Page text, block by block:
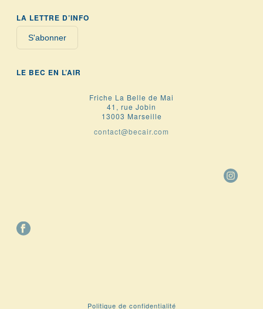
LA LETTRE D’INFO
S'abonner
LE BEC EN L’AIR
Friche La Belle de Mai
41, rue Jobin
13003 Marseille
contact@becair.com
Politique de confidentialité